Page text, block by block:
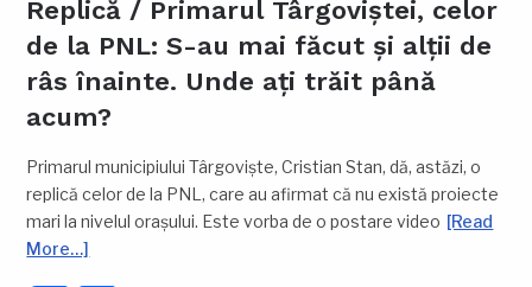
Replică / Primarul Târgoviștei, celor
de la PNL: S-au mai făcut și alții de
râs înainte. Unde ați trăit până
acum?
Primarul municipiului Târgoviște, Cristian Stan, dă, astăzi, o
replică celor de la PNL, care au afirmat că nu există proiecte
mari la nivelul orașului. Este vorba de o postare video [Read
More…]